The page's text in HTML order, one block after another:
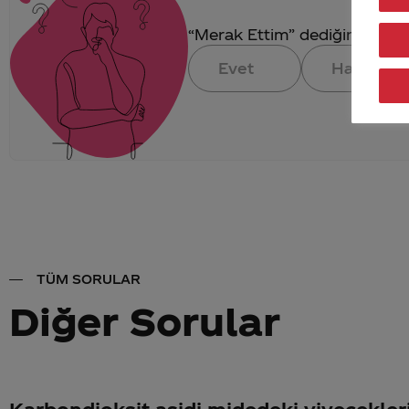
“Merak Ettim” dediğin
Evet
Hayır
TÜM SORULAR
Diğer Sorular